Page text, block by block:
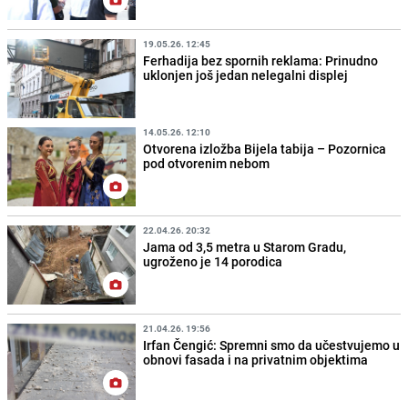
19.05.26. 12:45
Ferhadija bez spornih reklama: Prinudno
uklonjen još jedan nelegalni displej
14.05.26. 12:10
Otvorena izložba Bijela tabija – Pozornica
pod otvorenim nebom
22.04.26. 20:32
Jama od 3,5 metra u Starom Gradu,
ugroženo je 14 porodica
21.04.26. 19:56
Irfan Čengić: Spremni smo da učestvujemo u
obnovi fasada i na privatnim objektima